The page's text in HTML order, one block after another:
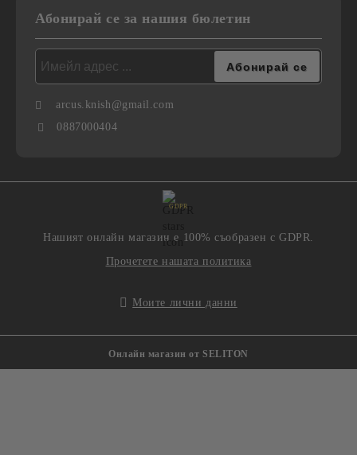
Абонирай се за нашия бюлетин
arcus.knish@gmail.com
0887000404
GDPR
Нашият онлайн магазин е 100% съобразен с GDPR.
Прочетете нашата политика
Моите лични данни
Онлайн магазин от SELITON